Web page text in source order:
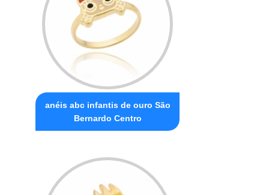
anéis abc infantis de ouro São
Bernardo Centro